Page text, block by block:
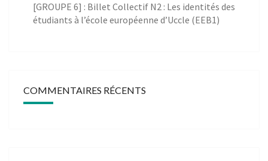
[GROUPE 6] : Billet Collectif N2 : Les identités des
étudiants à l’école européenne d’Uccle (EEB1)
COMMENTAIRES RÉCENTS